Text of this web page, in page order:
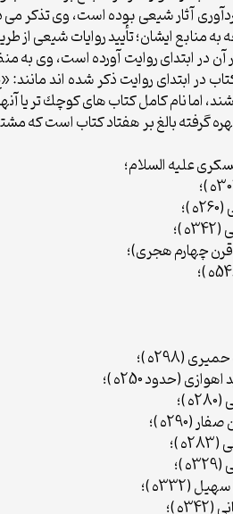
آثار شيعى بوده است، وى تذكر
به منابع ايشان؛ تأييد روايات شيعى
در ابتداى روايت آورده است، وى به
در ابتداى روايت ذكر شده اند
گرفته بالغ بر هفتاد كتاب است كه
عليه السلام؛
)؛
چهارم هجرى)؛
(298ه )؛
(حدود 250ه )؛
)؛
)؛
)؛